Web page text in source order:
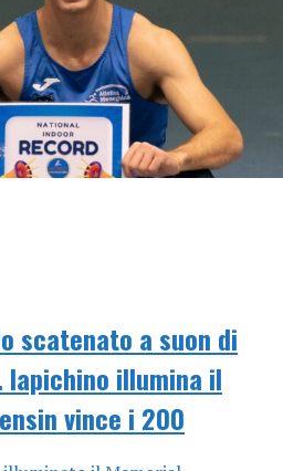
scatenato a suon di
illumina il
vince i 200